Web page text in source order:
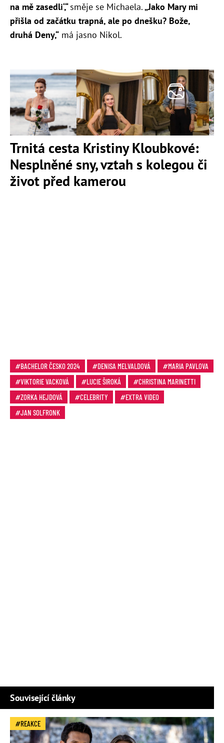
na mě zasedli‘,“směje se Michaela.„Jako Mary mi
přišla od začátku trapná, ale po dnešku? Bože,
druhá Deny,“ má jasno Nikol.
Trnitá cesta Kristiny Kloubkové:
Nesplněné sny, vztah s kolegou či
život před kamerou
BACHELOR ČESKO 2024 DENISA MELVALDOVÁ
MARIA PAVLOVA
VIKTORIE VACKOVÁ
LUCIE ŠIROKÁ
CHRISTINA MARINETTI
ZORKA HEJDOVÁ
CELEBRITY
EXTRA VIDEO
JAN SOLFRONK
Související články
REAKCE